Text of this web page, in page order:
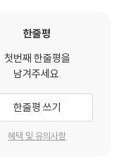
어려움을 겪었지만, 디젤
진보다 뛰어난 효율을 보
다. 이후 디젤 엔진은 지
켜 왔지요.
세계의 공과 대학, 엔진의
한줄평
첫번째 한줄평을
남겨주세요.
한줄평 쓰기
혜택 및 유의사항